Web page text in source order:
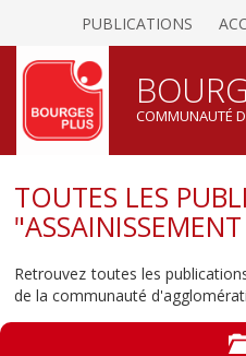
PUBLICATIONS
COMMUNAUTÉ
TOUTES LES
Retrouvez toutes les
de la communauté